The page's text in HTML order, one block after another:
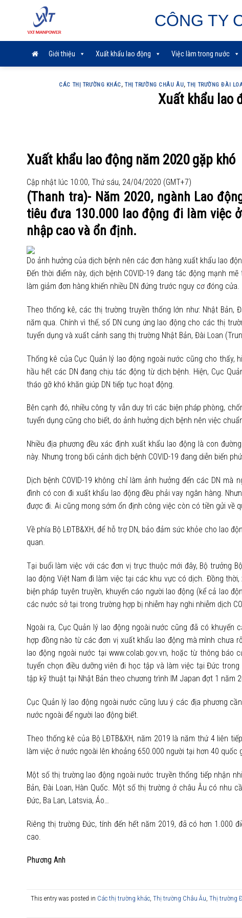
CÔNG TY
Giới thiệu Xuất khẩu lao động Việc làm trong nước
CÁC THỊ TRƯỜNG KHÁC,THỊ TRƯỜNG CHÂU ÂU,THỊ TRƯỜNG ĐÀI
Xuất khẩu lao
Xuất khẩu lao động năm 2020 gặp khó
Cập nhật lúc 10:00, Thứ sáu, 24/04/2020 (GMT+7)
(Thanh tra)- Năm 2020, ngành Lao
tiêu đưa 130.000 lao động đi làm việc
nhập cao và ổn định.
Do ảnh hưởng của dịch bệnh nên các đơn hàng xuất khẩu lao
Đến thời điểm này, dịch bệnh COVID-19 đang tác động mạnh
làm giảm đơn hàng khiến nhiều DN đứng trước nguy cơ đóng cửa.
Theo thống kê, các thị trường truyền thống lớn như: Nhật Bản,
năm qua. Chính vì thế, số DN cung ứng lao động cho các thị
tuyển dụng và xuất cảnh sang thị trường Nhật Bản, Đài Loan
Thống kê của Cục Quản lý lao động ngoài nước cũng cho thấy,
hầu hết các DN đang chịu tác động từ dịch bệnh. Hiện, Cục
tháo gỡ khó khăn giúp DN tiếp tục hoạt động.
Bên cạnh đó, nhiều công ty vẫn duy trì các biện pháp phòng,
tuyển dụng cũng cho biết, do ảnh hưởng dịch bệnh nên việc
Nhiều địa phương đều xác định xuất khẩu lao động là con
này. Nhưng trong bối cảnh dịch bệnh COVID-19 đang diễn biến
Dịch bệnh COVID-19 không chỉ làm ảnh hưởng đến các DN
đình có con đi xuất khẩu lao động đều phải vay ngân hàng.
được đi. Ai cũng mong sớm ổn định công việc còn có tiền gửi về
Về phía Bộ LĐTB&XH, để hỗ trợ DN, bảo đảm sức khỏe cho lao
quan.
Tại buổi làm việc với các đơn vị trực thuộc mới đây, Bộ trưởng
lao động Việt Nam đi làm việc tại các khu vực có dịch. Đồng
biện pháp tuyên truyền, khuyến cáo người lao động (kể cả lao
các nước sở tại trong trường hợp bị nhiễm hay nghi nhiễm dịch
Ngoài ra, Cục Quản lý lao động ngoài nước cũng đã có
hợp đồng nào từ các đơn vị xuất khẩu lao động mà mình chưa
lao động ngoài nước tại www.colab.gov.vn, hoặc từ thông
tuyển chọn điều dưỡng viên đi học tập và làm việc tại Đức
tập kỹ thuật tại Nhật Bản theo chương trình IM Japan đợt 1 năm
Cục Quản lý lao động ngoài nước cũng lưu ý các địa phương
nước ngoài để người lao động biết.
Theo thống kê của Bộ LĐTB&XH, năm 2019 là năm thứ 4 liên
làm việc ở nước ngoài lên khoảng 650.000 người tại hơn 40
Một số thị trường lao động ngoài nước truyền thống tiếp nhận
Bản, Đài Loan, Hàn Quốc. Một số thị trường ở châu Âu có nhu
Đức, Ba Lan, Latsvia, Áo…
Riêng thị trường Đức, tính đến hết năm 2019, đã có hơn 1.000
cao.
Phương Anh
This entry was posted in Các thị trường khác, Thị trường Châu Âu Thị trường